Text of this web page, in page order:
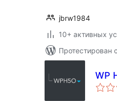
jbrw1984
10+ активных
Протестирован
WP